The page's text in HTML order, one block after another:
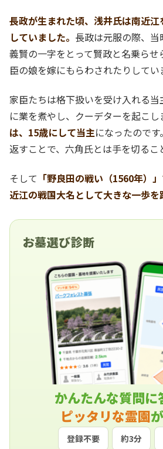
長政が生まれた頃、浅井氏は南近
していました。 長政は元服の際、
義賢の一字をとって賢政と名乗らせ
臣の娘を嫁にもらわされたりしてい
家臣たちは格下扱いを受け入れる当
に業を煮やし、クーデターを起こし
は、15歳にして当主になったので
返すことで、六角氏とは手を切るこ
そして 「野良田の戦い（1560年）
近江の戦国大名として大きな一歩を
お墓選び診断
かんたんな質問に
ピッタリな霊園
登録不要 約3分